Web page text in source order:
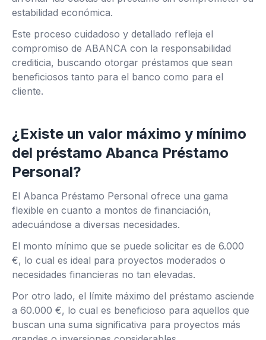
estabilidad económica.
Este proceso cuidadoso y detallado refleja el
compromiso de ABANCA con la responsabilidad
crediticia, buscando otorgar préstamos que sean
beneficiosos tanto para el banco como para el
cliente.
¿Existe un valor máximo y mínimo
del préstamo Abanca Préstamo
Personal?
El Abanca Préstamo Personal ofrece una gama
flexible en cuanto a montos de financiación,
adecuándose a diversas necesidades.
El monto mínimo que se puede solicitar es de 6.000
€, lo cual es ideal para proyectos moderados o
necesidades financieras no tan elevadas.
Por otro lado, el límite máximo del préstamo asciende
a 60.000 €, lo cual es beneficioso para aquellos que
buscan una suma significativa para proyectos más